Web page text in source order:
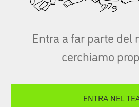
Entra a far parte del
cerchiamo
ENTRA NEL